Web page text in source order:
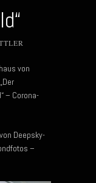
von
– Corona-
Deepsky-
–